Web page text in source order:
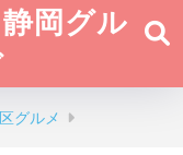
岡グル
グルメ